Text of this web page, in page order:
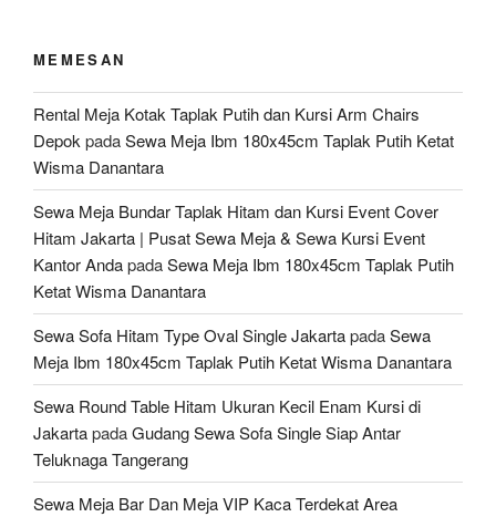
MEMESAN
Rental Meja Kotak Taplak Putih dan Kursi Arm Chairs
DepokpadaSewa Meja Ibm 180x45cm Taplak Putih Ketat
Wisma Danantara
Sewa Meja Bundar Taplak Hitam dan Kursi Event Cover
Hitam Jakarta | Pusat Sewa Meja & Sewa Kursi Event
Kantor AndapadaSewa Meja Ibm 180x45cm Taplak Putih
Ketat Wisma Danantara
Sewa Sofa Hitam Type Oval Single JakartapadaSewa
Meja Ibm 180x45cm Taplak Putih Ketat Wisma Danantara
Sewa Round Table Hitam Ukuran Kecil Enam Kursi di
JakartapadaGudang Sewa Sofa Single Siap Antar
Teluknaga Tangerang
Sewa Meja Bar Dan Meja VIP Kaca Terdekat Area